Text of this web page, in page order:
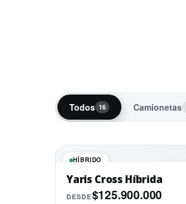
Todos 16 Camionetas
HÍBRIDO
Yaris Cross Híbrida
DESDE$125.900.000